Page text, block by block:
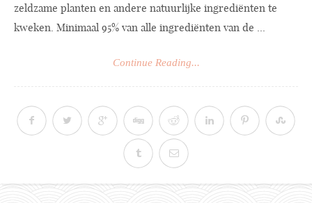
zeldzame planten en andere natuurlijke ingrediënten te
kweken. Minimaal 95% van alle ingrediënten van de ...
Continue Reading...